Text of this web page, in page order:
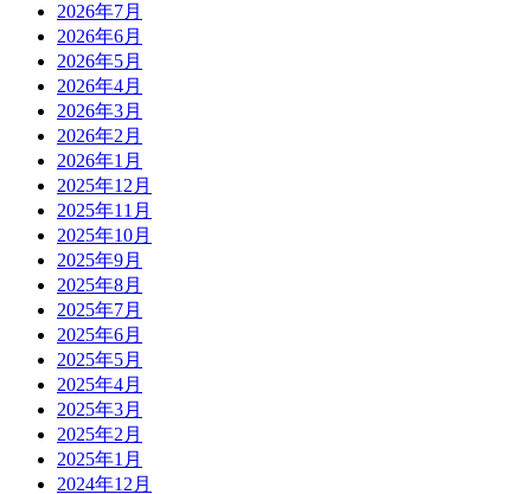
2026年7月
2026年6月
2026年5月
2026年4月
2026年3月
2026年2月
2026年1月
2025年12月
2025年11月
2025年10月
2025年9月
2025年8月
2025年7月
2025年6月
2025年5月
2025年4月
2025年3月
2025年2月
2025年1月
2024年12月